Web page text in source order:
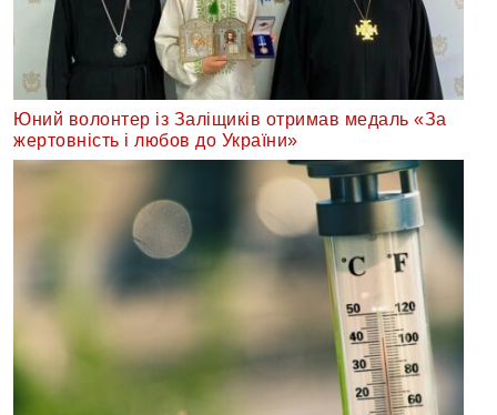
Юний волонтер із Заліщиків отримав медаль «За
жертовність і любов до України»